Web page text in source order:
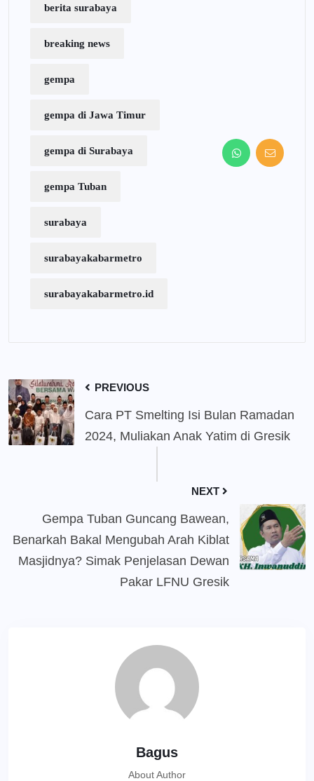
berita surabaya
breaking news
gempa
gempa di Jawa Timur
gempa di Surabaya
gempa Tuban
surabaya
surabayakabarmetro
surabayakabarmetro.id
PREVIOUS
Cara PT Smelting Isi Bulan Ramadan
2024, Muliakan Anak Yatim di Gresik
NEXT
Gempa Tuban Guncang Bawean,
Benarkah Bakal Mengubah Arah Kiblat
Masjidnya? Simak Penjelasan Dewan
Pakar LFNU Gresik
Bagus
About Author